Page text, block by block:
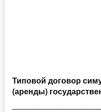
Типовой договор
(аренды)